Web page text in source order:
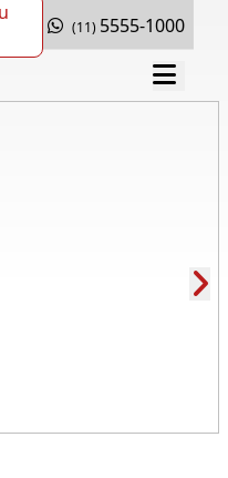
(11) 5555-1000